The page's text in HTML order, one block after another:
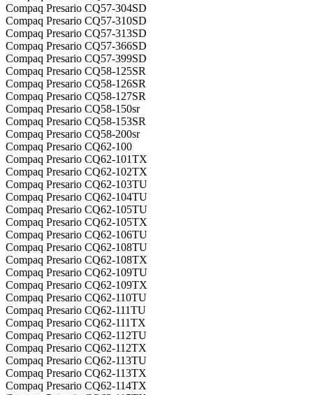
Compaq Presario CQ57-304SD
Compaq Presario CQ57-310SD
Compaq Presario CQ57-313SD
Compaq Presario CQ57-366SD
Compaq Presario CQ57-399SD
Compaq Presario CQ58-125SR
Compaq Presario CQ58-126SR
Compaq Presario CQ58-127SR
Compaq Presario CQ58-150sr
Compaq Presario CQ58-153SR
Compaq Presario CQ58-200sr
Compaq Presario CQ62-100
Compaq Presario CQ62-101TX
Compaq Presario CQ62-102TX
Compaq Presario CQ62-103TU
Compaq Presario CQ62-104TU
Compaq Presario CQ62-105TU
Compaq Presario CQ62-105TX
Compaq Presario CQ62-106TU
Compaq Presario CQ62-108TU
Compaq Presario CQ62-108TX
Compaq Presario CQ62-109TU
Compaq Presario CQ62-109TX
Compaq Presario CQ62-110TU
Compaq Presario CQ62-111TU
Compaq Presario CQ62-111TX
Compaq Presario CQ62-112TU
Compaq Presario CQ62-112TX
Compaq Presario CQ62-113TU
Compaq Presario CQ62-113TX
Compaq Presario CQ62-114TX